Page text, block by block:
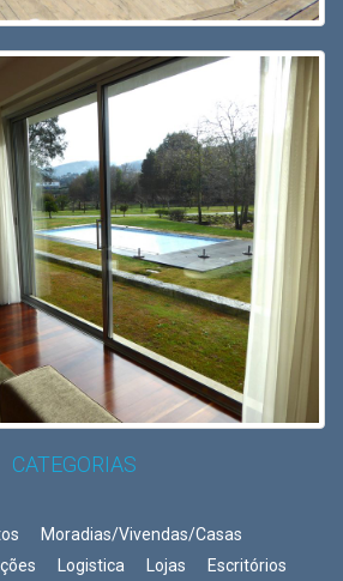
CATEGORIAS
Moradias/Vivendas/Casas
Logistica Lojas
Escritórios